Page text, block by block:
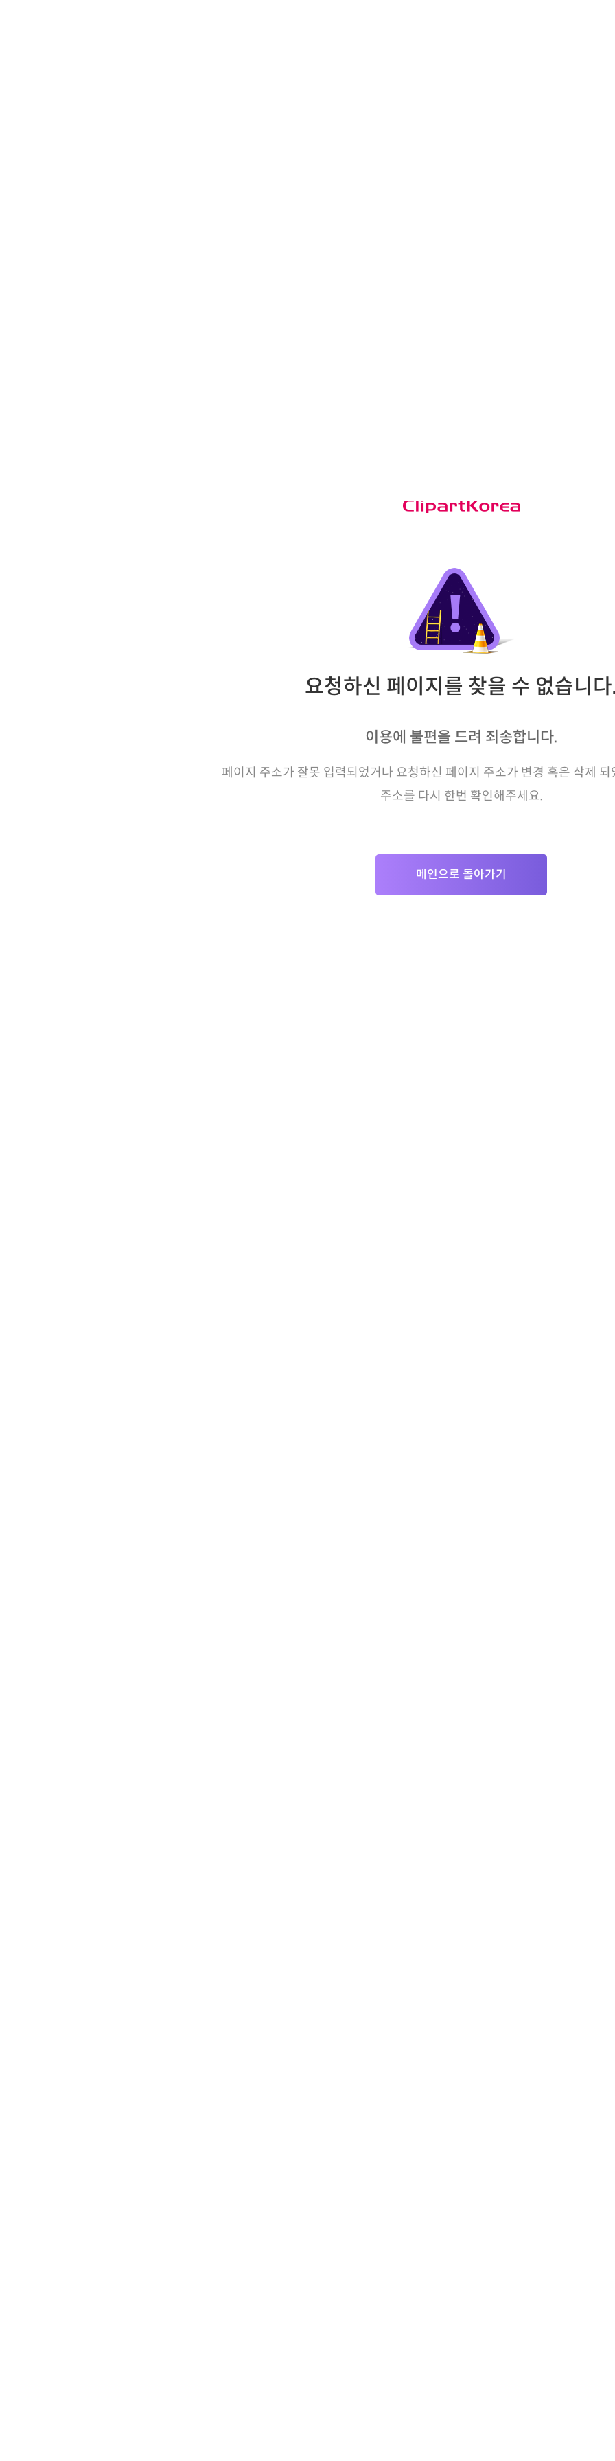
요청하신 페이지를 찾을 수 없습니다.
이용에 불편을 드려 죄송합니다.
페이지 주소가 잘못 입력되었거나 요청하신 페이지 주소가 변경 혹은 삭제 되
주소를 다시 한번 확인해주세요.
메인으로 돌아가기